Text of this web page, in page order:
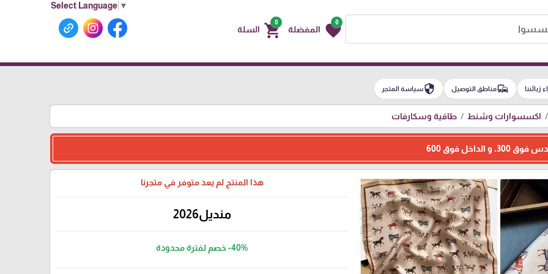
Select Language ▼
0
favorite المفضلة
0
shopping_cart السلة
زبائننا commuteمناطق التوصيل securityسياسة المتجر
اكسسوارات وشنط طاقية وسكارفات
فوق 600
هذا المنتج لم يعد متوفر في متجرنا
منديل2026
-40%خصم لفترة محدودة